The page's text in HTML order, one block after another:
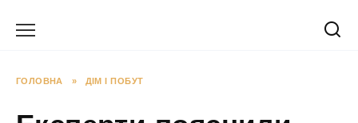
ГОЛОВНА » ДІМ І ПОБУТ